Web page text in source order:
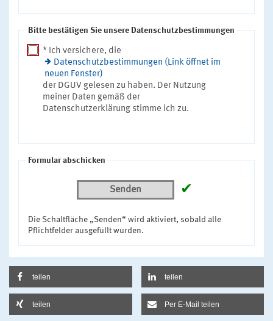
Bitte bestätigen Sie unsere Datenschutzbestimmungen
* Ich versichere, die
Datenschutzbestimmungen (Link öffnet im
neuen Fenster)
der DGUV gelesen zu haben. Der Nutzung
meiner Daten gemäß der
Datenschutzerklärung stimme ich zu.
Formular abschicken
Senden ✔
Die Schaltfläche „Senden“ wird aktiviert, sobald alle
Pflichtfelder ausgefüllt wurden.
teilen teilen
teilen Per E-Mail teilen